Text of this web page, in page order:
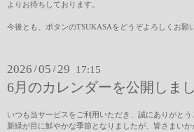
よりお待ちしております。
今後とも、ボタンのTSUKASAをどうぞよろしくお願
2026 /05 /29 17:15
6月のカレンダーを公開しまし
いつも当サービスをご利用いただき、誠にありがとう
新緑が目に鮮やかな季節となりましたが、皆さまいか